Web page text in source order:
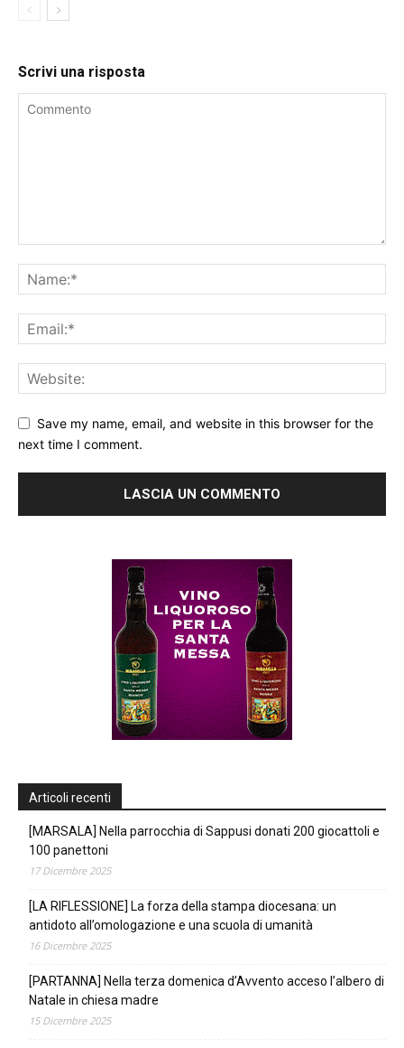
Scrivi una risposta
Save my name, email, and website in this browser for the
next time I comment.
Articoli recenti
[MARSALA] Nella parrocchia di Sappusi donati 200 giocattoli e
100 panettoni
17 Dicembre 2025
[LA RIFLESSIONE] La forza della stampa diocesana: un
antidoto all’omologazione e una scuola di umanità
16 Dicembre 2025
[PARTANNA] Nella terza domenica d’Avvento acceso l’albero di
Natale in chiesa madre
15 Dicembre 2025